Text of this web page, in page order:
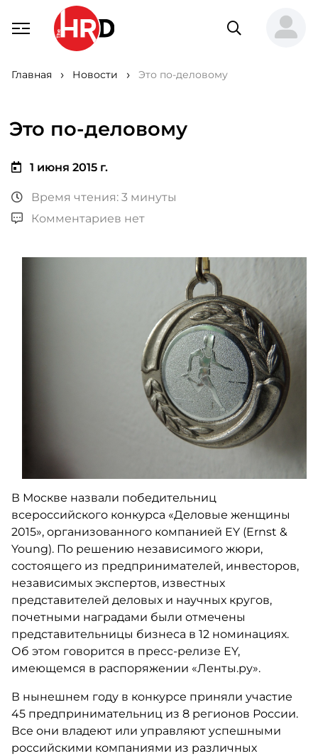
Главная Новости Это по-деловому
Это по-деловому
1 июня 2015 г.
Время чтения: 3 минуты
Комментариев нет
В Москве назвали победительниц
всероссийского конкурса «Деловые женщины
2015», организованного компанией EY (Ernst &
Young). По решению независимого жюри,
состоящего из предпринимателей, инвесторов,
независимых экспертов, известных
представителей деловых и научных кругов,
почетными наградами были отмечены
представительницы бизнеса в 12 номинациях.
Об этом говорится в пресс-релизе ЕY,
имеющемся в распоряжении «Ленты.ру».
В нынешнем году в конкурсе приняли участие
45 предпринимательниц из 8 регионов России.
Все они владеют или управляют успешными
российскими компаниями из различных